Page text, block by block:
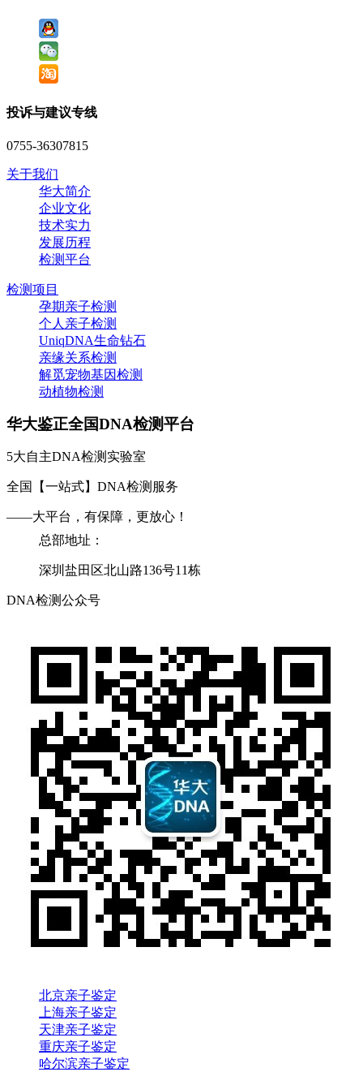
投诉与建议专线
0755-36307815
关于我们
华大简介
企业文化
技术实力
发展历程
检测平台
检测项目
孕期亲子检测
个人亲子检测
UniqDNA生命钻石
亲缘关系检测
解觅宠物基因检测
动植物检测
华大鉴正全国DNA检测平台
5大自主DNA检测实验室
全国【一站式】DNA检测服务
——大平台，有保障，更放心！
总部地址：
深圳盐田区北山路136号11栋
DNA检测公众号
北京亲子鉴定
上海亲子鉴定
天津亲子鉴定
重庆亲子鉴定
哈尔滨亲子鉴定